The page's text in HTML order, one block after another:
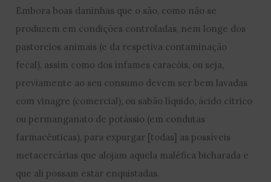
Embora boas daninhas que o são, como não se
produzem em condições controladas, nem longe dos
pastoreios animais (e da respetiva contaminação
fecal), assim como dos infames caracóis, ou seja,
previamente ao seu consumo devem ser bem lavadas
com vinagre (comercial), ou sabão líquido, ácido cítrico
ou permanganato de potássio (em condutas
farmacêuticas), para expurgar [todas] as possíveis
metacercárias que alojam aquela maléfica bicharada e
que ali possam estar enquistadas.